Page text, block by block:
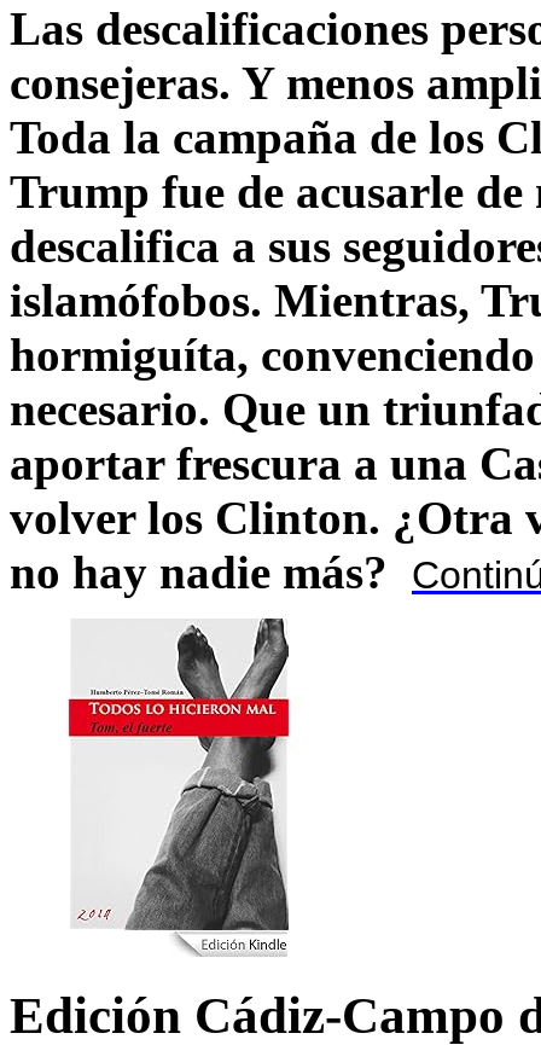
Las descalificaciones
consejeras. Y menos
Toda la campaña de los
Trump fue de acusarle
descalifica a sus
islamófobos. Mientras,
hormiguíta,
necesario. Que un
aportar frescura a una
volver los Clinton. ¿Otra
no hay nadie más?
Edición Cádiz-Campo